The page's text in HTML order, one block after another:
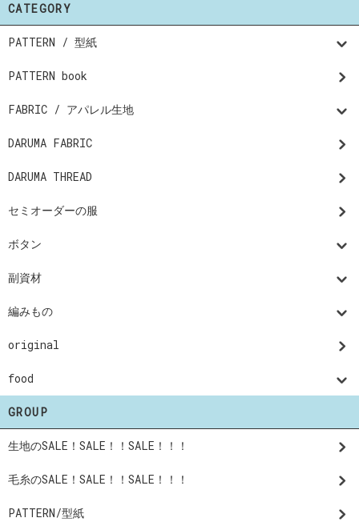
CATEGORY
PATTERN / 型紙
PATTERN book
FABRIC / アパレル生地
DARUMA FABRIC
DARUMA THREAD
セミオーダーの服
ボタン
副資材
編みもの
original
food
GROUP
生地のSALE！SALE！！SALE！！！
毛糸のSALE！SALE！！SALE！！！
PATTERN/型紙